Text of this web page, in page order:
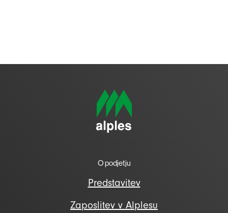
O podjetju
Predstavitev
Zaposlitev v Alplesu